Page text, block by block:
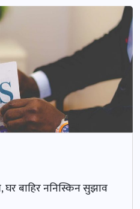
बाहिर ननिस्किन सुझाव